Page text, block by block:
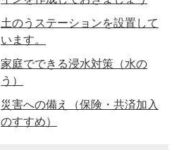
土のうステーションを設置して
います。
家庭でできる浸水対策（水の
う）
災害への備え（保険・共済加入
のすすめ）